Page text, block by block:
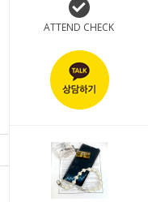
ATTEND CHECK